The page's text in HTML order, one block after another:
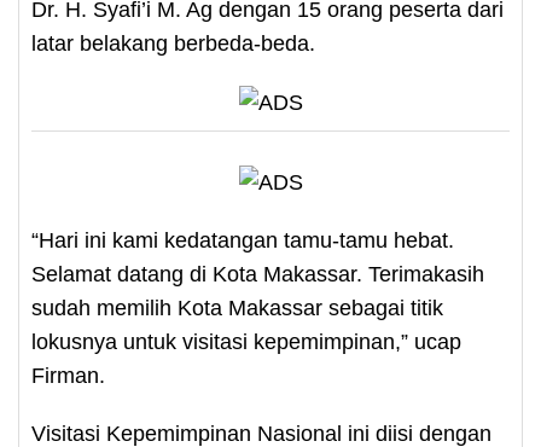
Dr. H. Syafi’i M. Ag dengan 15 orang peserta dari
latar belakang berbeda-beda.
“Hari ini kami kedatangan tamu-tamu hebat.
Selamat datang di Kota Makassar. Terimakasih
sudah memilih Kota Makassar sebagai titik
lokusnya untuk visitasi kepemimpinan,” ucap
Firman.
Visitasi Kepemimpinan Nasional ini diisi dengan